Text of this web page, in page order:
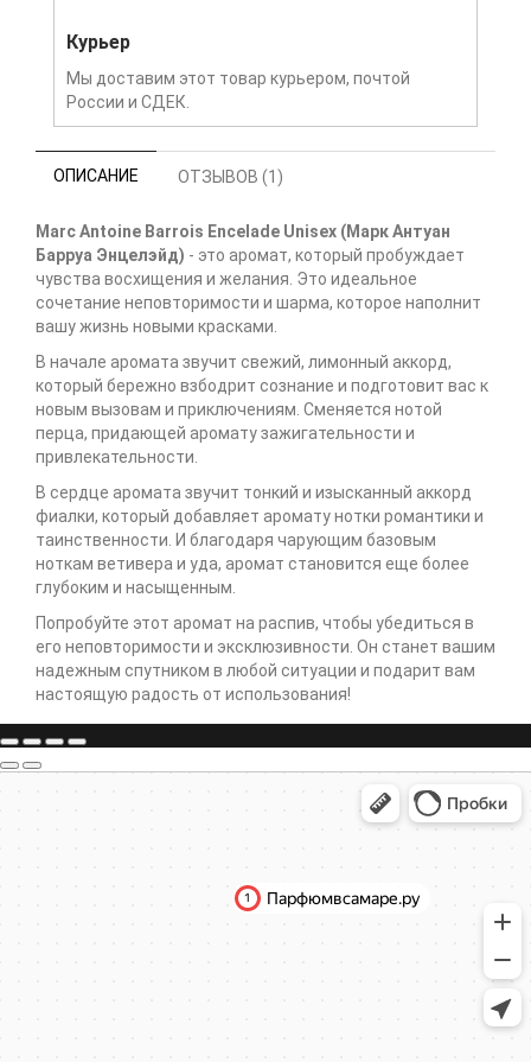
Курьер
Мы доставим этот товар курьером, почтой
России и СДЕК.
ОПИСАНИЕ ОТЗЫВОВ (1)
Marc Antoine Barrois Encelade Unisex (Марк Антуан
Барруа Энцелэйд) - это аромат, который пробуждает
чувства восхищения и желания. Это идеальное
сочетание неповторимости и шарма, которое наполнит
вашу жизнь новыми красками.
В начале аромата звучит свежий, лимонный аккорд,
который бережно взбодрит сознание и подготовит вас к
новым вызовам и приключениям. Сменяется нотой
перца, придающей аромату зажигательности и
привлекательности.
В сердце аромата звучит тонкий и изысканный аккорд
фиалки, который добавляет аромату нотки романтики и
таинственности. И благодаря чарующим базовым
ноткам ветивера и уда, аромат становится еще более
глубоким и насыщенным.
Попробуйте этот аромат на распив, чтобы убедиться в
его неповторимости и эксклюзивности. Он станет вашим
надежным спутником в любой ситуации и подарит вам
настоящую радость от использования!